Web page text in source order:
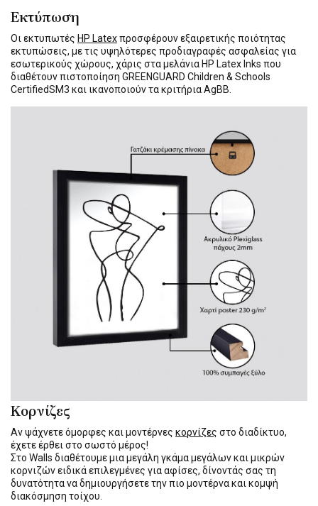
Εκτύπωση
Οι εκτυπωτές HP Latexπροσφέρουν εξαιρετικής ποιότητας
εκτυπώσεις, με τις υψηλότερες προδιαγραφές ασφαλείας για
εσωτερικούς χώρους, χάρις στα μελάνια HP Latex Inks που
διαθέτουν πιστοποίηση GREENGUARD Children & Schools
CertifiedSM3 και ικανοποιούν τα κριτήρια AgBB.
Κορνίζες
Αν ψάχνετε όμορφες και μοντέρνες κορνίζες στο διαδίκτυο,
έχετε έρθει στο σωστό μέρος!
Στο Walls διαθέτουμε μια μεγάλη γκάμα μεγάλων και μικρών
κορνιζών ειδικά επιλεγμένες για αφίσες, δίνοντάς σας τη
δυνατότητα να δημιουργήσετε την πιο μοντέρνα και κομψή
διακόσμηση τοίχου.